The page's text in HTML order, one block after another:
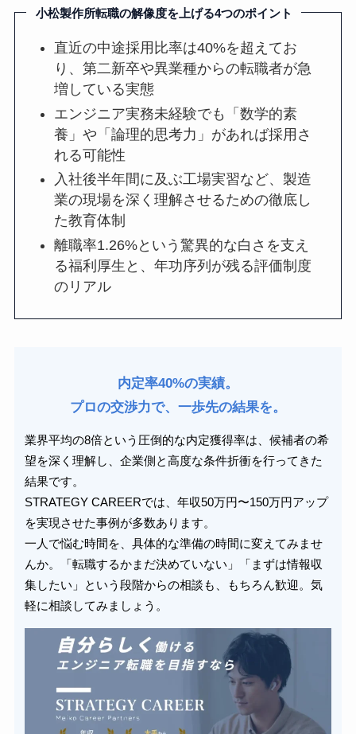
小松製作所転職の解像度を上げる4つのポイント
直近の中途採用比率は40%を超えてお
り、第二新卒や異業種からの転職者が急
増している実態
エンジニア実務未経験でも「数学的素
養」や「論理的思考力」があれば採用さ
れる可能性
入社後半年間に及ぶ工場実習など、製造
業の現場を深く理解させるための徹底し
た教育体制
離職率1.26%という驚異的な白さを支え
る福利厚生と、年功序列が残る評価制度
のリアル
内定率40%の実績。
プロの交渉力で、一歩先の結果を。
業界平均の8倍という圧倒的な内定獲得率は、候補者の希
望を深く理解し、企業側と高度な条件折衝を行ってきた
結果です。
STRATEGY CAREERでは、年収50万円〜150万円アップ
を実現させた事例が多数あります。
一人で悩む時間を、具体的な準備の時間に変えてみませ
んか。「転職するかまだ決めていない」「まずは情報収
集したい」という段階からの相談も、もちろん歓迎。気
軽に相談してみましょう。